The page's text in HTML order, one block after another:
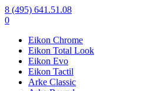
8 (495) 641.51.08
0
Eikon Chrome
Eikon Total Look
Eikon Evo
Eikon Tactil
Arke Classic